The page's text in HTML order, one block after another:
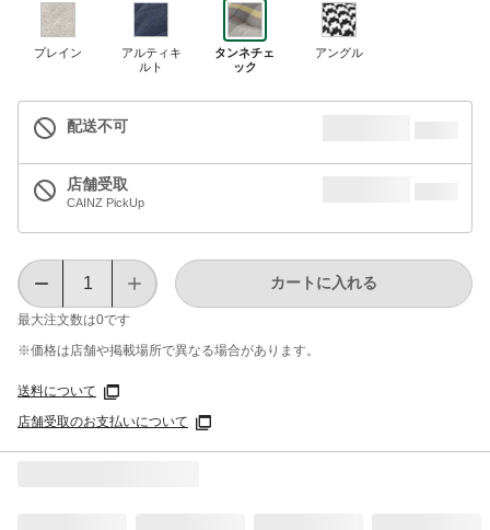
プレイン
アルティキ
ルト
タンネチェ
ック
アングル
配送不可
店舗受取
CAINZ PickUp
最大注文数は0です
カートに入れる
※価格は​店舗や​掲載場所で​異なる​場合が​あります。
送料について
店舗受取のお支払いについて